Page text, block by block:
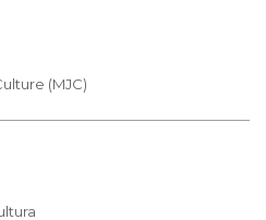
(MJC)